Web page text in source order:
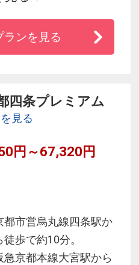
ごちそう野菜の朝ご
ッドとの共同開発さ
ランを見る
四条プレミアム
見る
円～67,320円
都市営烏丸線四条駅か
徒歩で約10分。
急京都本線大宮駅から